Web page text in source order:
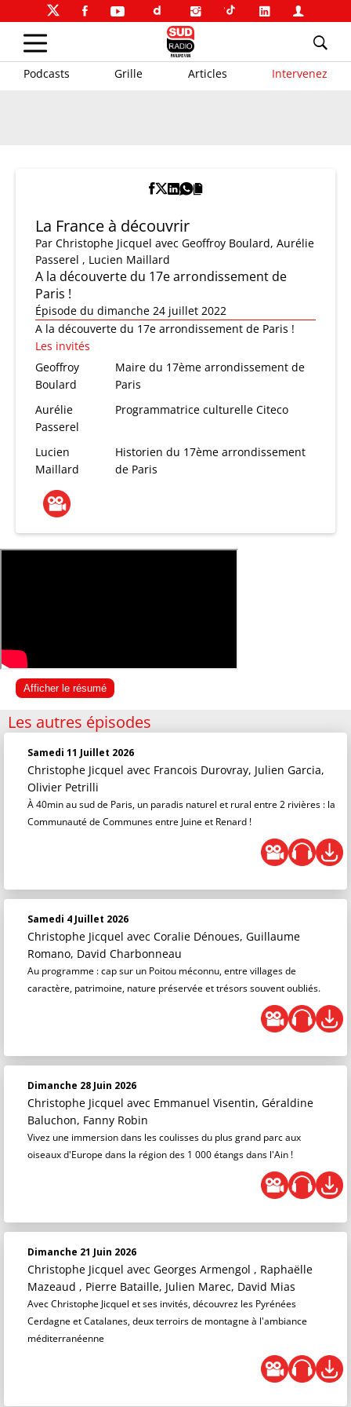
Podcasts Grille Articles Intervenez
La France à découvrir
Par Christophe Jicquel avec Geoffroy Boulard, Aurélie
Passerel , Lucien Maillard
A la découverte du 17e arrondissement de
Paris !
Épisode du dimanche 24 juillet 2022
A la découverte du 17e arrondissement de Paris !
Les invités
Geoffroy
Boulard
Maire du 17ème arrondissement de
Paris
Aurélie
Passerel
Programmatrice culturelle Citeco
Lucien
Maillard
Historien du 17ème arrondissement
de Paris
Afficher le résumé
Les autres épisodes
Samedi 11 Juillet 2026
Christophe Jicquel avec Francois Durovray, Julien Garcia,
Olivier Petrilli
À 40min au sud de Paris, un paradis naturel et rural entre 2 rivières : la
Communauté de Communes entre Juine et Renard !
Samedi 4 Juillet 2026
Christophe Jicquel avec Coralie Dénoues, Guillaume
Romano, David Charbonneau
Au programme : cap sur un Poitou méconnu, entre villages de
caractère, patrimoine, nature préservée et trésors souvent oubliés.
Dimanche 28 Juin 2026
Christophe Jicquel avec Emmanuel Visentin, Géraldine
Baluchon, Fanny Robin
Vivez une immersion dans les coulisses du plus grand parc aux
oiseaux d'Europe dans la région des 1 000 étangs dans l'Ain !
Dimanche 21 Juin 2026
Christophe Jicquel avec Georges Armengol , Raphaëlle
Mazeaud , Pierre Bataille, Julien Marec, David Mias
Avec Christophe Jicquel et ses invités, découvrez les Pyrénées
Cerdagne et Catalanes, deux terroirs de montagne à l'ambiance
méditerranéenne